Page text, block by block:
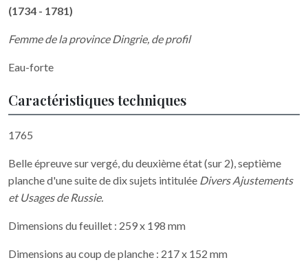
(1734 - 1781)
Femme de la province Dingrie, de profil
Eau-forte
Caractéristiques techniques
1765
Belle épreuve sur vergé, du deuxième état (sur 2), septième
planche d'une suite de dix sujets intitulée Divers Ajustements
et Usages de Russie.
Dimensions du feuillet : 259 x 198 mm
Dimensions au coup de planche : 217 x 152 mm